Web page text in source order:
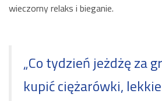
wieczorny relaks i bieganie.
„Co tydzień jeżdżę za
kupić ciężarówki,